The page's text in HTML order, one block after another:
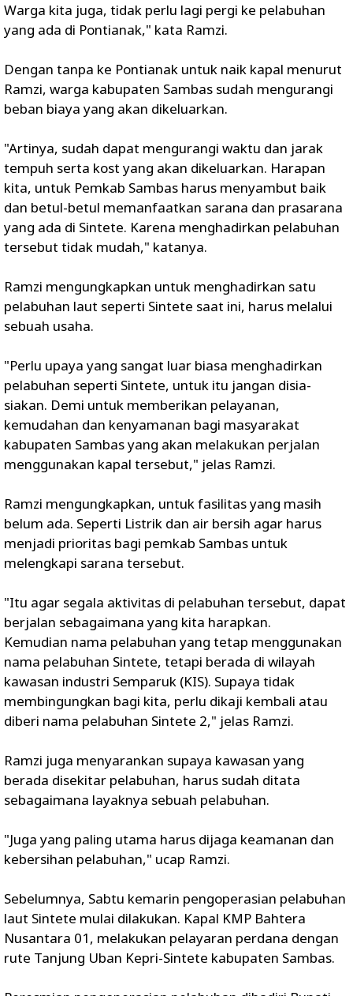
Warga kita juga, tidak perlu lagi pergi ke pelabuhan
yang ada di Pontianak," kata Ramzi.
Dengan tanpa ke Pontianak untuk naik kapal menurut
Ramzi, warga kabupaten Sambas sudah mengurangi
beban biaya yang akan dikeluarkan.
"Artinya, sudah dapat mengurangi waktu dan jarak
tempuh serta kost yang akan dikeluarkan. Harapan
kita, untuk Pemkab Sambas harus menyambut baik
dan betul-betul memanfaatkan sarana dan prasarana
yang ada di Sintete. Karena menghadirkan pelabuhan
tersebut tidak mudah," katanya.
Ramzi mengungkapkan untuk menghadirkan satu
pelabuhan laut seperti Sintete saat ini, harus melalui
sebuah usaha.
"Perlu upaya yang sangat luar biasa menghadirkan
pelabuhan seperti Sintete, untuk itu jangan disia-
siakan. Demi untuk memberikan pelayanan,
kemudahan dan kenyamanan bagi masyarakat
kabupaten Sambas yang akan melakukan perjalan
menggunakan kapal tersebut," jelas Ramzi.
Ramzi mengungkapkan, untuk fasilitas yang masih
belum ada. Seperti Listrik dan air bersih agar harus
menjadi prioritas bagi pemkab Sambas untuk
melengkapi sarana tersebut.
"Itu agar segala aktivitas di pelabuhan tersebut, dapat
berjalan sebagaimana yang kita harapkan.
Kemudian nama pelabuhan yang tetap menggunakan
nama pelabuhan Sintete, tetapi berada di wilayah
kawasan industri Semparuk (KIS). Supaya tidak
membingungkan bagi kita, perlu dikaji kembali atau
diberi nama pelabuhan Sintete 2," jelas Ramzi.
Ramzi juga menyarankan supaya kawasan yang
berada disekitar pelabuhan, harus sudah ditata
sebagaimana layaknya sebuah pelabuhan.
"Juga yang paling utama harus dijaga keamanan dan
kebersihan pelabuhan," ucap Ramzi.
Sebelumnya, Sabtu kemarin pengoperasian pelabuhan
laut Sintete mulai dilakukan. Kapal KMP Bahtera
Nusantara 01, melakukan pelayaran perdana dengan
rute Tanjung Uban Kepri-Sintete kabupaten Sambas.